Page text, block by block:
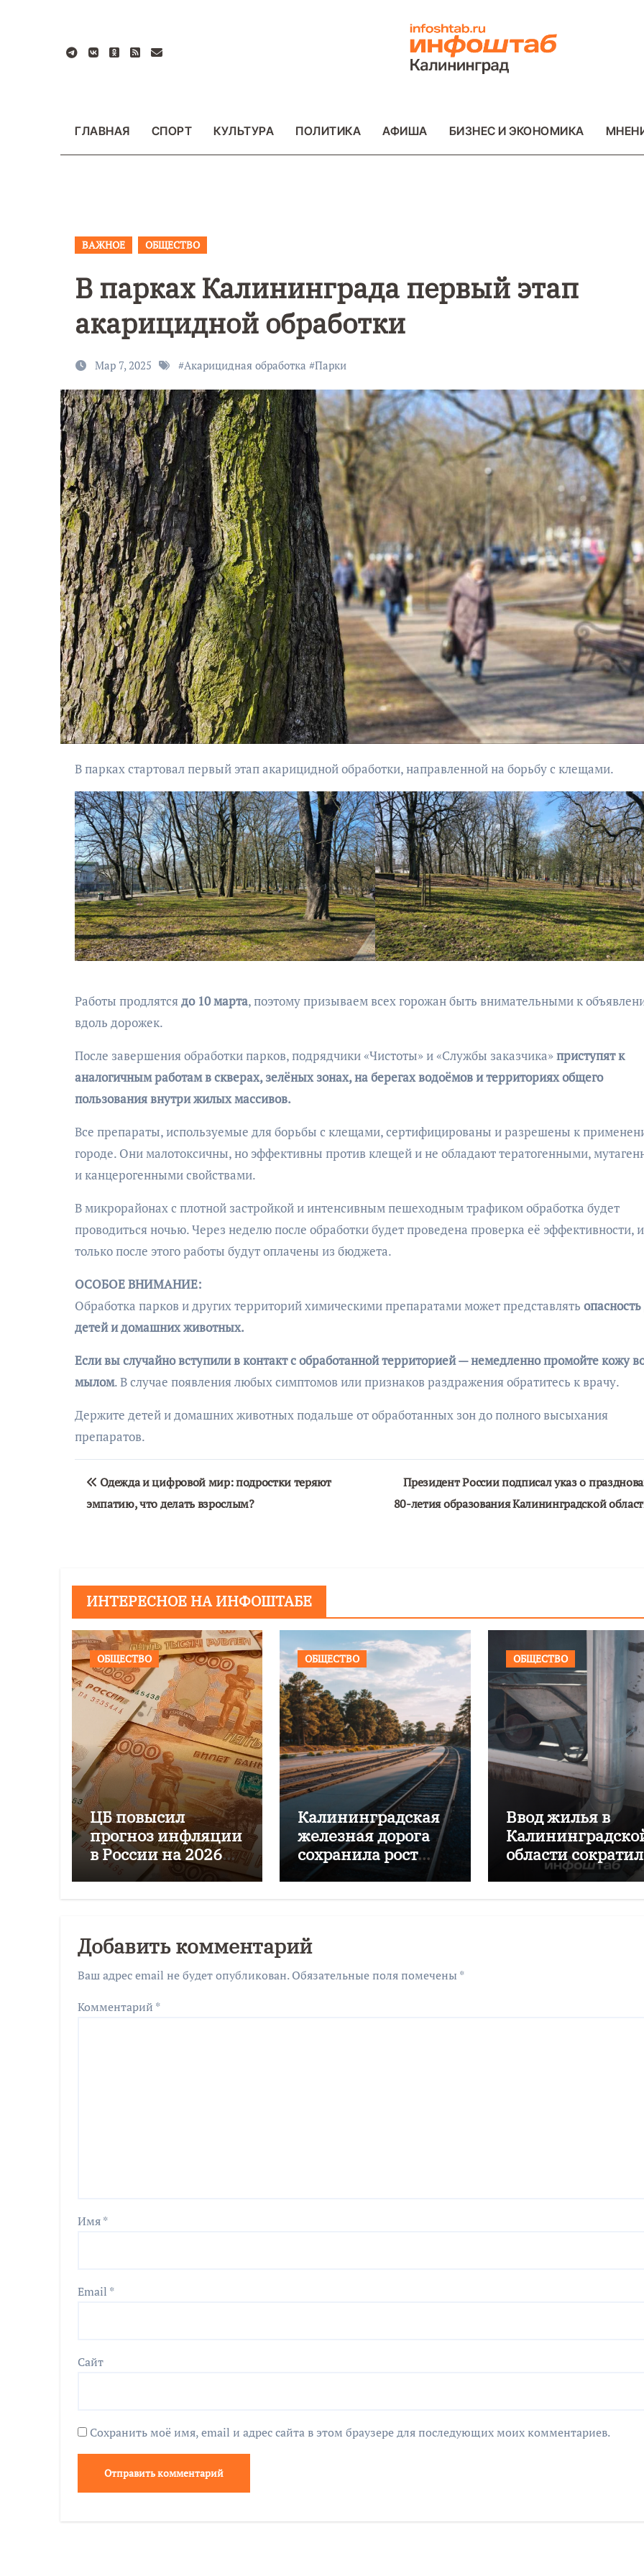
содержанию
ГЛАВНАЯ СПОРТ КУЛЬТУРА ПОЛИТИКА АФИША БИЗНЕС И ЭКОНОМИКА
ВАЖНОЕ ОБЩЕСТВО
В парках Калининграда первый этап
акарицидной обработки
Мар 7, 2025 #Акарицидная обработка #Парки
В парках стартовал первый этап акарицидной обработки, направленной на борьбу с клещами.
Работы продлятсядо 10 марта, поэтому призываем всех горожан быть внимательными к
вдоль дорожек.
После завершения обработки парков, подрядчики «Чистоты» и «Службы заказчика»приступят к
аналогичным работам в скверах, зелёных зонах, на берегах водоёмов и территориях общего
пользования внутри жилых массивов.
Все препараты, используемые для борьбы с клещами, сертифицированы и разрешены к
городе. Они малотоксичны, но эффективны против клещей и не обладают тератогенными,
и канцерогенными свойствами.
В микрорайонах с плотной застройкой и интенсивным пешеходным трафиком обработка будет
проводиться ночью. Через неделю после обработки будет проведена проверка её эффективности, и
только после этого работы будут оплачены из бюджета.
ОСОБОЕ ВНИМАНИЕ:
Обработка парков и других территорий химическими препаратами может представлять
детей и домашних животных.
Если вы случайно вступили в контакт с обработанной территорией — немедленно промойте кожу
мылом. В случае появления любых симптомов или признаков раздражения обратитесь к врачу.
Держите детей и домашних животных подальше от обработанных зон до полного высыхания
препаратов.
Навигация
по
Одежда и цифровой мир: подростки теряют
эмпатию, что делать взрослым?
Президент России подписал указ о
80-летия образования Калининградской
ИНТЕРЕСНОЕ НА ИНФОШТАБЕ
ОБЩЕСТВО
ЦБ повысил
прогноз инфляции
в России на 2026
год до 6–7%
ОБЩЕСТВО
Калининградская
железная дорога
сохранила рост
перевозок с начала
ОБЩЕСТВО
Ввод жилья в
области
почти на 16%
Добавить комментарий
Ваш адрес email не будет опубликован. Обязательные поля помечены *
Комментарий *
Имя*
Email *
Сайт
Сохранить моё имя, email и адрес сайта в этом браузере для последующих моих комментариев.
9 Мая — День
Победы!
Уникальное
северное
сияние
запечатлели
над Балтикой
как
после
бурана
АФИША
Музыкально-
поэтический
моноспектакль
«Исповедь в четыре
четверти пути»
АФИША
КУЛЬТУРА
ОБЩЕСТВО
Николай Патрушев
поддержал
проведение в
Калининграде
морского фестиваля
«Открытое море»
АФИША
ОБЩЕСТВО
Организаторы
фестиваля
«Открытое
объявили даты
проведения!